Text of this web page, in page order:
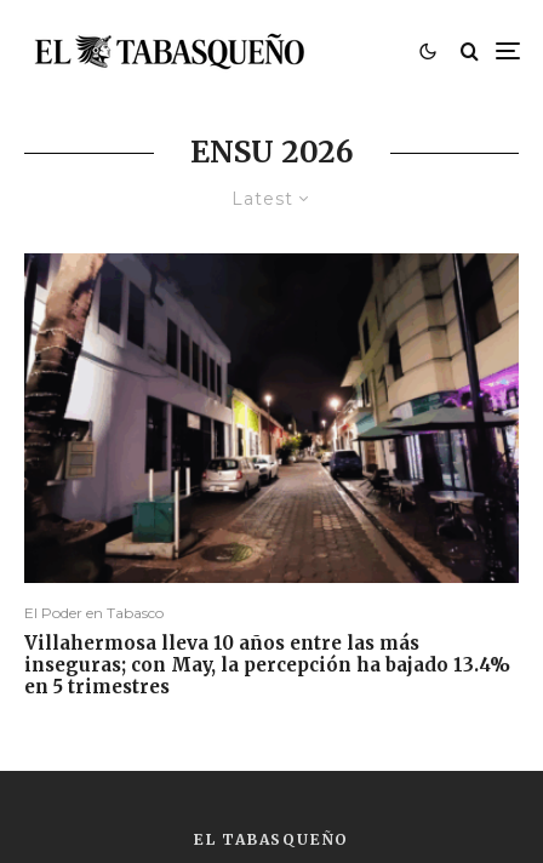
ENSU 2026
Latest
El Poder en Tabasco
Villahermosa lleva 10 años entre las más
inseguras; con May, la percepción ha bajado 13.4%
en 5 trimestres
EL TABASQUEÑO